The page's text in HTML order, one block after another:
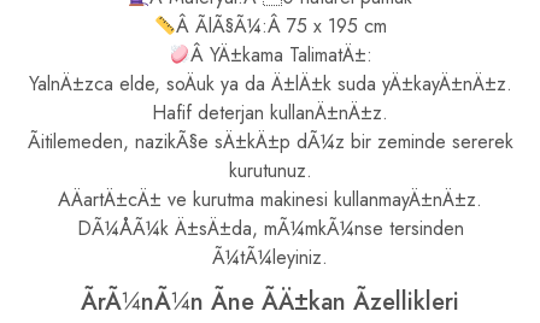
Â ÃlÃ§Ã¼:Â 75 x 195 cm
Â YÄ±kama TalimatÄ±:
YalnÄ±zca elde, soÄuk ya da Ä±lÄ±k suda yÄ±kayÄ±nÄ±z.
Hafif deterjan kullanÄ±nÄ±z.
Ãitilemeden, nazikÃ§e sÄ±kÄ±p dÃ¼z bir zeminde sererek
kurutunuz.
AÄartÄ±cÄ± ve kurutma makinesi kullanmayÄ±nÄ±z.
DÃ¼ÅÃ¼k Ä±sÄ±da, mÃ¼mkÃ¼nse tersinden
Ã¼tÃ¼leyiniz.
ÃrÃ¼nÃ¼n Ãne ÃÄ±kan Ãzellikleri